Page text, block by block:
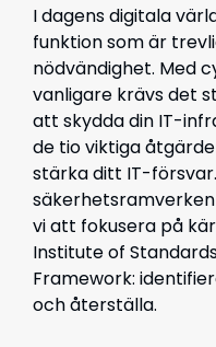
I dagens digitala
funktion som är
nödvändighet. Med
vanligare krävs det
att skydda din IT-
de tio viktiga
stärka ditt IT-
vi att fokusera på
Institute of
Framework:
och återställa.